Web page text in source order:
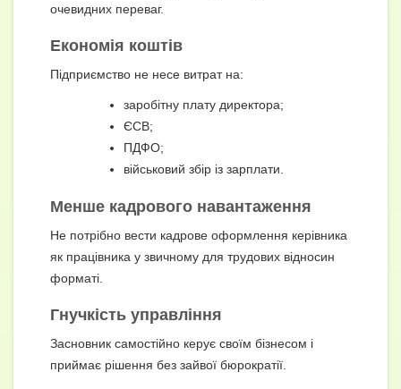
очевидних переваг.
Економія коштів
Підприємство не несе витрат на:
заробітну плату директора;
ЄСВ;
ПДФО;
військовий збір із зарплати.
Менше кадрового навантаження
Не потрібно вести кадрове оформлення керівника
як працівника у звичному для трудових відносин
форматі.
Гнучкість управління
Засновник самостійно керує своїм бізнесом і
приймає рішення без зайвої бюрократії.